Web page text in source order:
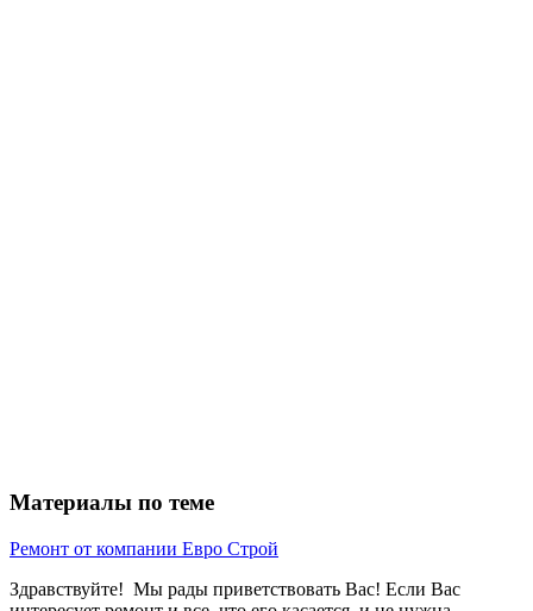
Материалы по теме
Ремонт от компании Евро Строй
Здравствуйте! Мы рады приветствовать Вас! Если Вас